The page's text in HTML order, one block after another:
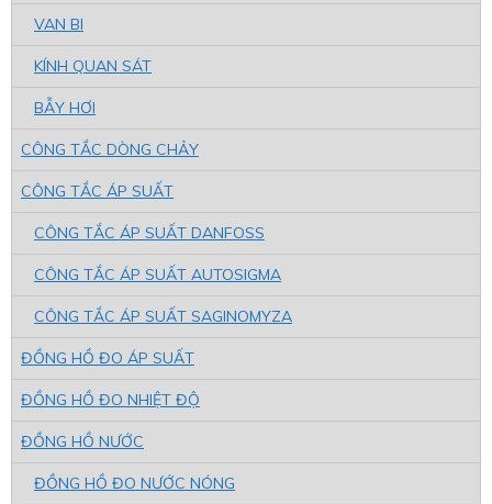
VAN BI
KÍNH QUAN SÁT
BẪY HƠI
CÔNG TẮC DÒNG CHẢY
CÔNG TẮC ÁP SUẤT
CÔNG TẮC ÁP SUẤT DANFOSS
CÔNG TẮC ÁP SUẤT AUTOSIGMA
CÔNG TẮC ÁP SUẤT SAGINOMYZA
ĐỒNG HỒ ĐO ÁP SUẤT
ĐỒNG HỒ ĐO NHIỆT ĐỘ
ĐỒNG HỒ NƯỚC
ĐỒNG HỒ ĐO NƯỚC NÓNG